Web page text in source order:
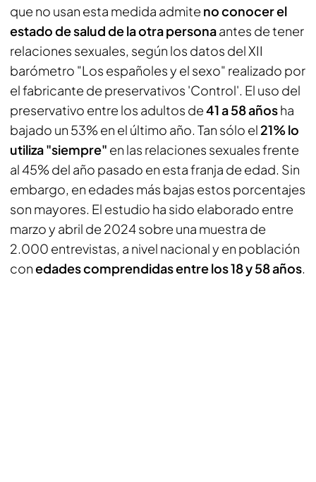
que no usan esta medida admite no conocer el
estado de salud de la otra personaantes de tener
relaciones sexuales, según los datos del XII
barómetro "Los españoles y el sexo" realizado por
el fabricante de preservativos 'Control'. El uso del
preservativo entre los adultos de41 a 58 añosha
bajado un 53% en el último año. Tan sólo el 21% lo
utiliza "siempre" en las relaciones sexuales frente
al 45% del año pasado en esta franja de edad. Sin
embargo, en edades más bajas estos porcentajes
son mayores. El estudio ha sido elaborado entre
marzo y abril de 2024 sobre una muestra de
2.000 entrevistas, a nivel nacional y en población
conedades comprendidas entre los 18 y 58 años.